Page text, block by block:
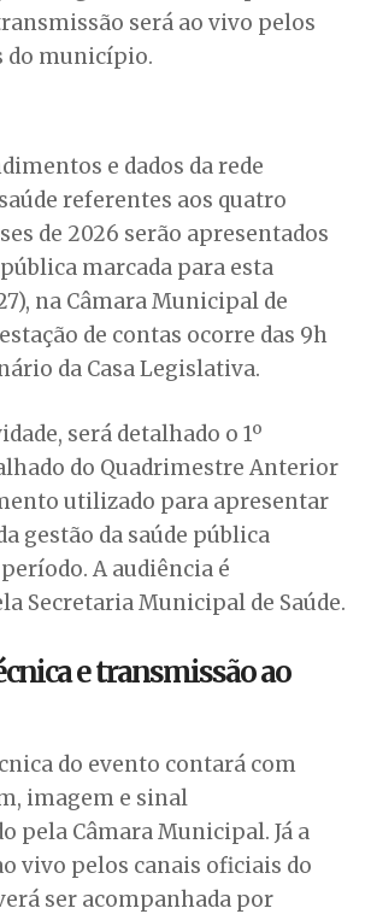
será ao vivo pelos
do município.
e dados da rede
referentes aos quatro
de 2026 serão apresentados
marcada para esta
na Câmara Municipal de
de contas ocorre das 9h
da Casa Legislativa.
será detalhado o 1º
do Quadrimestre Anterior
utilizado para apresentar
gestão da saúde pública
A audiência é
Secretaria Municipal de Saúde.
e transmissão ao
do evento contará com
imagem e sinal
pela Câmara Municipal. Já a
vivo pelos canais oficiais do
ser acompanhada por